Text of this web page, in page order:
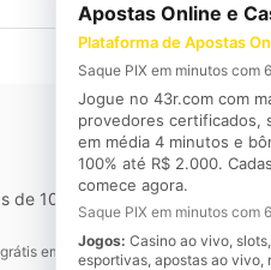
100% até R$ 2.000.
em jogos selecionados
Apostas Online e
Plataforma de Apostas
Saque PIX em minutos com
Jogue no 43r.com com
provedores certificados,
em média 4 minutos e
100% até R$ 2.000.
comece agora.
Saque PIX em minutos com
Jogos: Casino ao vivo,
esportivas, apostas ao vivo,